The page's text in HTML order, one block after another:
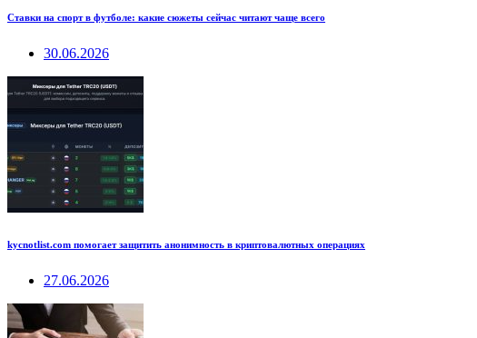
Ставки на спорт в футболе: какие сюжеты сейчас читают чаще всего
30.06.2026
kycnotlist.com помогает защитить анонимность в криптовалютных операциях
27.06.2026